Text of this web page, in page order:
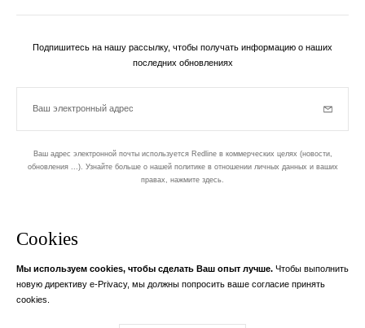
Cookies
Мы используем cookies, чтобы сделать Ваш опыт лучше. Чтобы выполнить
новую директиву e-Privacy, мы должны попросить ваше согласие принять
cookies.
Подпишитесь на нашу рассылку, чтобы получать информацию о наших
последних обновлениях
Ваш электронный адрес
Ваш адрес электронной почты используется Redline в коммерческих целях (новости,
обновления ...). Узнайте больше о нашей политике в отношении личных данных и ваших
правах, нажмите здесь
Ваш адрес электронной почты